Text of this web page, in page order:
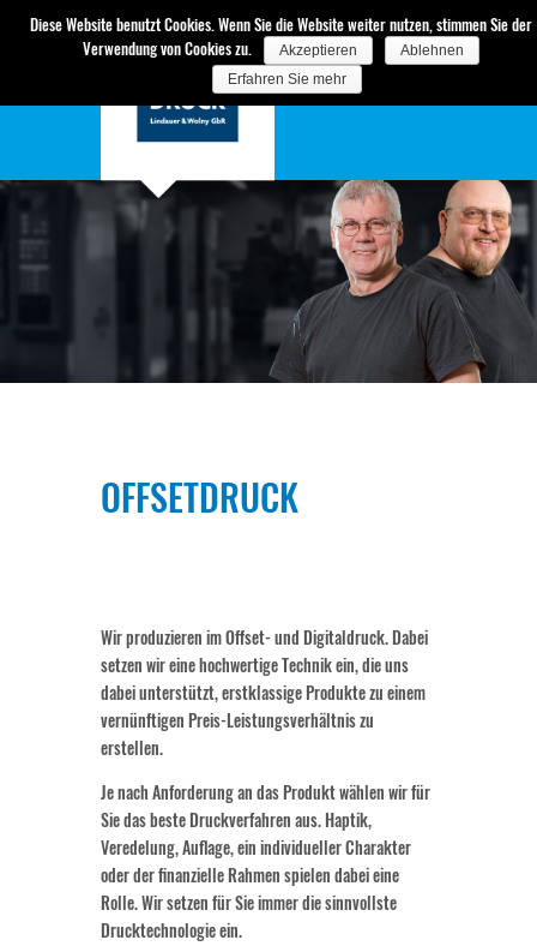
OFFSETDRUCK
Wir produzieren im Offset- und Digitaldruck. Dabei
setzen wir eine hochwertige Technik ein, die uns
dabei unterstützt, erstklassige Produkte zu einem
vernünftigen Preis-Leistungsverhältnis zu
erstellen.
Je nach Anforderung an das Produkt wählen wir für
Sie das beste Druckverfahren aus. Haptik,
Veredelung, Auflage, ein individueller Charakter
oder der finanzielle Rahmen spielen dabei eine
Rolle. Wir setzen für Sie immer die sinnvollste
Drucktechnologie ein.
Diese Website benutzt Cookies. Wenn Sie die Website weiter nutzen, stimmen Sie der
Verwendung von Cookies zu.
Akzeptieren
Ablehnen
Erfahren Sie mehr